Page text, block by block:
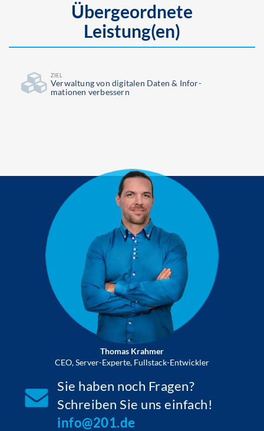
Übergeordnete
Leistung(en)
ZIEL
Ver­waltung von digitalen Daten & Infor­
mationen verbessern
Thomas Krahmer
CEO, Server-Experte, Fullstack-Entwickler
Sie haben noch Fragen?
Schreiben Sie uns einfach!
info@201.de